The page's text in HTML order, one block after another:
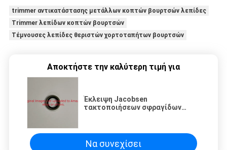
trimmer αντικατάστασης μετάλλων κοπτών βουρτσών λεπίδες
Trimmer λεπίδων κοπτών βουρτσών
Τέμνουσες λεπίδες θεριστών χορτοταπήτων βουρτσών
Αποκτήστε την καλύτερη τιμή για
Έκλειψη Jacobsen
τακτοποιήσεων σφραγίδων
πρασίνων
Να συνεχίσει